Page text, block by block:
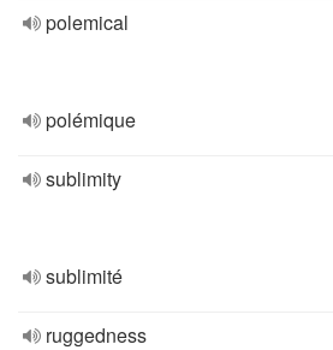
polemical
polémique
sublimity
sublimité
ruggedness